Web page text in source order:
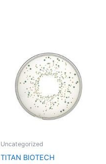
Uncategorized
TITAN BIOTECH